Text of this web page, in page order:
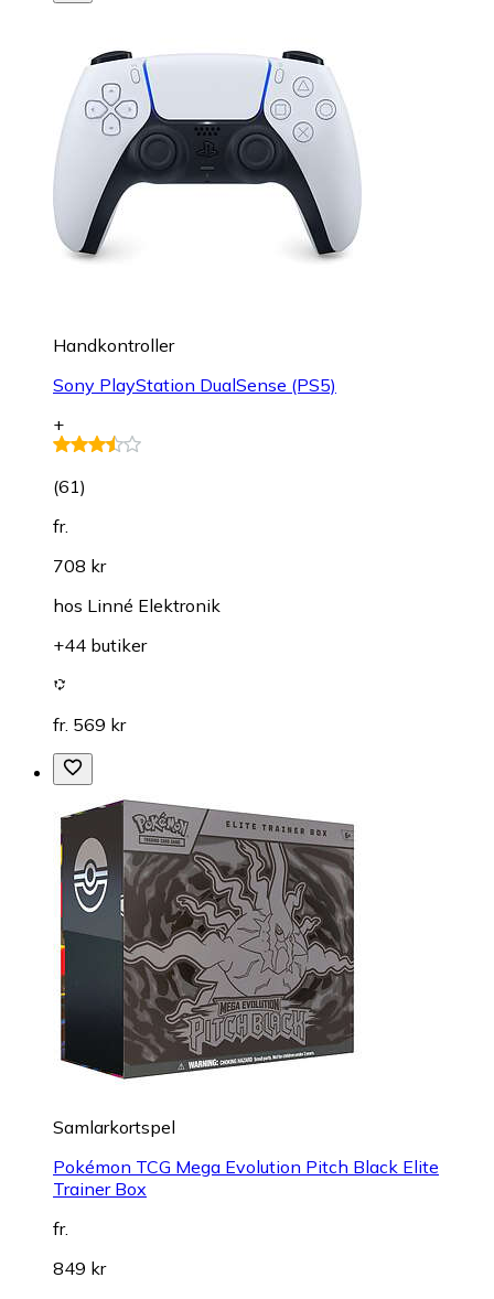
Handkontroller
Sony PlayStation DualSense (PS5)
+
(61)
fr.
708 kr
hos Linné Elektronik
+44 butiker
fr. 569 kr
Samlarkortspel
Pokémon TCG Mega Evolution Pitch Black Elite
Trainer Box
fr.
849 kr